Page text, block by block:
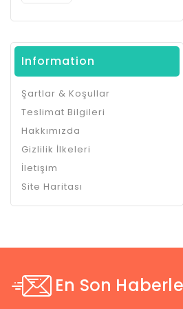
Information
Şartlar & Koşullar
Teslimat Bilgileri
Hakkımızda
Gizlilik İlkeleri
İletişim
Site Haritası
En Son